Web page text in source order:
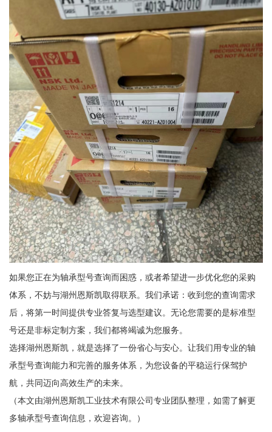
如果您正在为轴承型号查询而困惑，或者希望进一步优化您的采购
体系，不妨与湖州恩斯凯取得联系。我们承诺：收到您的查询需求
后，将第一时间提供专业答复与选型建议。无论您需要的是标准型
号还是非标定制方案，我们都将竭诚为您服务。
选择湖州恩斯凯，就是选择了一份省心与安心。让我们用专业的轴
承型号查询能力和完善的服务体系，为您设备的平稳运行保驾护
航，共同迈向高效生产的未来。
（本文由湖州恩斯凯工业技术有限公司专业团队整理，如需了解更
多轴承型号查询信息，欢迎咨询。）